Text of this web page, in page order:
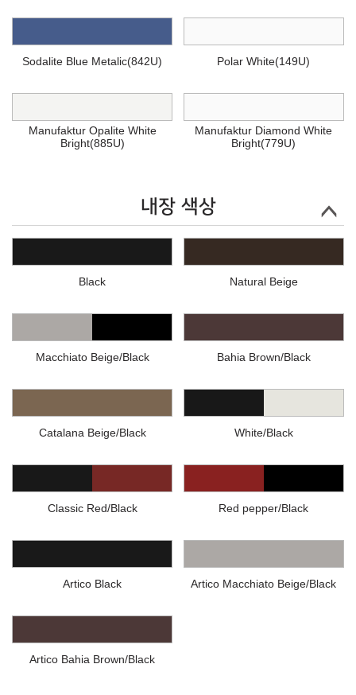
Sodalite Blue Metalic(842U) Polar White(149U)
Manufaktur Opalite White
Bright(885U)
Manufaktur Diamond White
Bright(779U)
내장 색상
Black Natural Beige
Macchiato Beige/Black Bahia Brown/Black
Catalana Beige/Black White/Black
Classic Red/Black Red pepper/Black
Artico Black Artico Macchiato Beige/Black
Artico Bahia Brown/Black